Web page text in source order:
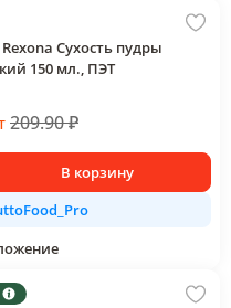
Сухость пудры
150 мл., ПЭТ
209.90₽
В корзину